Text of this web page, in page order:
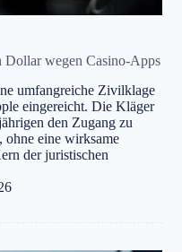
wegen Casino-Apps
umfangreiche Zivilklage
eingereicht. Die Kläger
den Zugang zu
eine wirksame
der juristischen